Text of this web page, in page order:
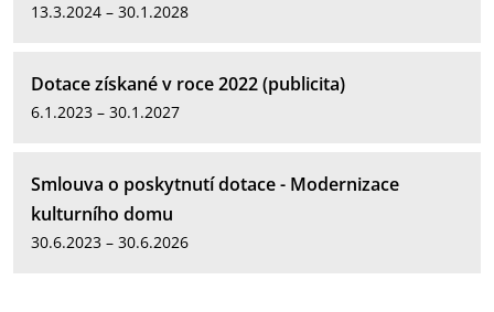
13.3.2024 – 30.1.2028
Dotace získané v roce 2022 (publicita)
6.1.2023 – 30.1.2027
Smlouva o poskytnutí dotace - Modernizace
kulturního domu
30.6.2023 – 30.6.2026